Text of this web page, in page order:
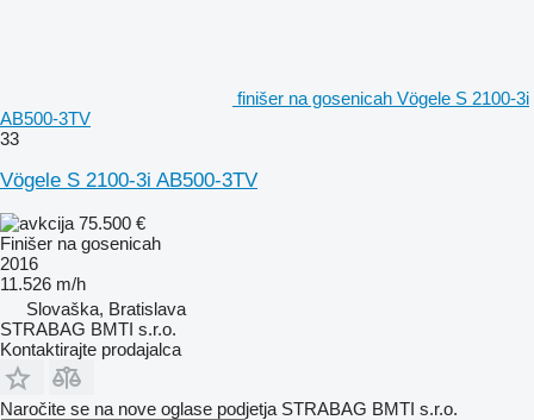
finišer na gosenicah Vögele S 2100-3i
AB500-3TV
33
Vögele S 2100-3i AB500-3TV
75.500 €
Finišer na gosenicah
2016
11.526 m/h
Slovaška, Bratislava
STRABAG BMTI s.r.o.
Kontaktirajte prodajalca
Naročite se na nove oglase podjetja STRABAG BMTI s.r.o.